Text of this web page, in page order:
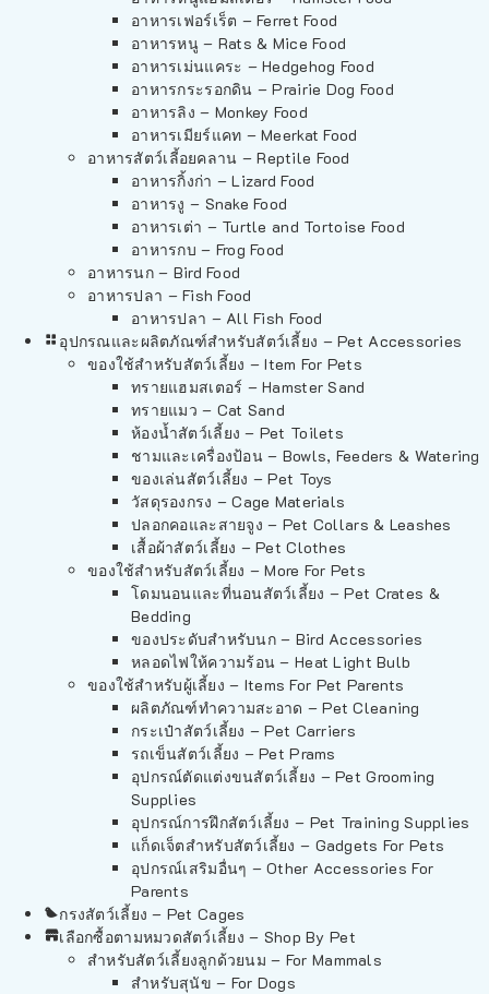
อาหารเฟอร์เร็ต – Ferret Food
อาหารหนู – Rats & Mice Food
อาหารเม่นแคระ – Hedgehog Food
อาหารกระรอกดิน – Prairie Dog Food
อาหารลิง – Monkey Food
อาหารเมียร์แคท – Meerkat Food
อาหารสัตว์เลี้อยคลาน – Reptile Food
อาหารกิ้งก่า – Lizard Food
อาหารงู – Snake Food
อาหารเต่า – Turtle and Tortoise Food
อาหารกบ – Frog Food
อาหารนก – Bird Food
อาหารปลา – Fish Food
อาหารปลา – All Fish Food
อุปกรณและผลิตภัณฑ์สำหรับสัตว์เลี้ยง – Pet Accessories
ของใช้สำหรับสัตว์เลี้ยง – Item For Pets
ทรายแฮมสเตอร์ – Hamster Sand
ทรายแมว – Cat Sand
ห้องน้ำสัตว์เลี้ยง – Pet Toilets
ชามและเครื่องป้อน – Bowls, Feeders & Watering
ของเล่นสัตว์เลี้ยง – Pet Toys
วัสดุรองกรง – Cage Materials
ปลอกคอและสายจูง – Pet Collars & Leashes
เสื้อผ้าสัตว์เลี้ยง – Pet Clothes
ของใช้สำหรับสัตว์เลี้ยง – More For Pets
โดมนอนและที่นอนสัตว์เลี้ยง – Pet Crates &
Bedding
ของประดับสำหรับนก – Bird Accessories
หลอดไฟให้ความร้อน – Heat Light Bulb
ของใช้สำหรับผู้เลี้ยง – Items For Pet Parents
ผลิตภัณฑ์ทำความสะอาด – Pet Cleaning
กระเป๋าสัตว์เลี้ยง – Pet Carriers
รถเข็นสัตว์เลี้ยง – Pet Prams
อุปกรณ์ตัดแต่งขนสัตว์เลี้ยง – Pet Grooming
Supplies
อุปกรณ์การฝึกสัตว์เลี้ยง – Pet Training Supplies
แก็ดเจ็ตสำหรับสัตว์เลี้ยง – Gadgets For Pets
อุปกรณ์เสริมอื่นๆ – Other Accessories For
Parents
กรงสัตว์เลี้ยง – Pet Cages
เลือกซื้อตามหมวดสัตว์เลี้ยง – Shop By Pet
สำหรับสัตว์เลี้ยงลูกด้วยนม – For Mammals
สำหรับสุนัข – For Dogs